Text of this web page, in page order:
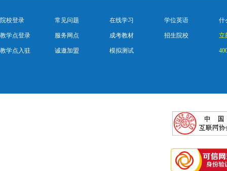
院校登录
教学点登录
教学点入驻
常见问题
服务网点
诚邀加盟
在线学习
成考教材
模拟测试
学位英语
招生院校
什
立